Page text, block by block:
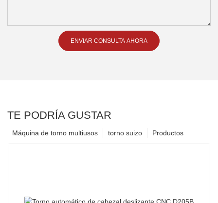
ENVIAR CONSULTA AHORA
TE PODRÍA GUSTAR
Productos
torno suizo
Máquina de torno multiusos